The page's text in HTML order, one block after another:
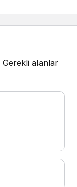
Gerekli alanlar